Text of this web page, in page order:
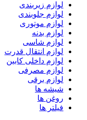
لوازم زیربندی
لوازم جلوبندی
لوازم موتوری
لوازم بدنه
لوازم شاسی
لوازم انتقال قدرت
لوازم داخلی کابین
لوازم مصرفی
لوازم برقی
شیشه ها
روغن ها
فیلتر ها